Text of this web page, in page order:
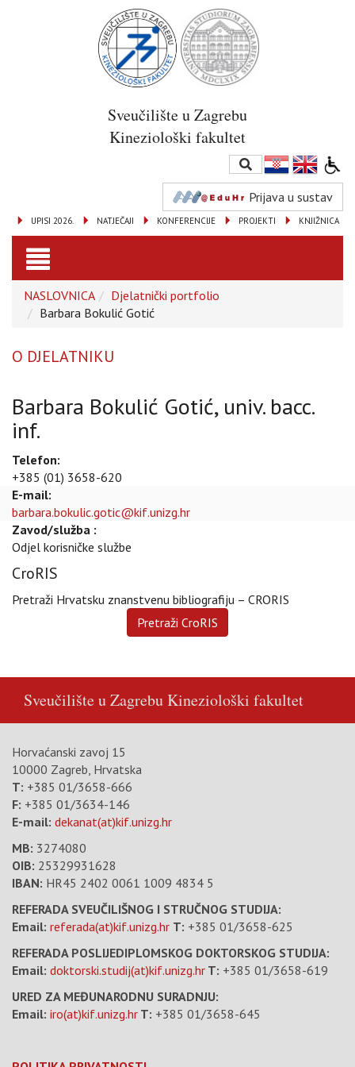
Sveučilište u Zagrebu
Kineziološki fakultet
Prijava u sustav
KNJIŽNICA
PROJEKTI
KONFERENCIJE
NATJEČAJI
UPISI 2026.
Toggle
navigation
NASLOVNICA
Djelatnički portfolio
Barbara Bokulić Gotić
O DJELATNIKU
Barbara Bokulić Gotić, univ. bacc.
inf.
Telefon:
+385 (01) 3658-620
E-mail:
barbara.bokulic.gotic@kif.unizg.hr
Zavod/služba :
Odjel korisničke službe
CroRIS
Pretraži Hrvatsku znanstvenu bibliografiju – CRORIS
Sveučilište u ZagrebuKineziološki fakultet
Horvaćanski zavoj 15
10000 Zagreb, Hrvatska
T: +385 01/3658-666
F: +385 01/3634-146
E-mail: dekanat(at)kif.unizg.hr
MB: 3274080
OIB: 25329931628
IBAN: HR45 2402 0061 1009 4834 5
REFERADA SVEUČILIŠNOG I STRUČNOG STUDIJA:
Email: referada(at)kif.unizg.hr T: +385 01/3658-625
REFERADA POSLIJEDIPLOMSKOG DOKTORSKOG STUDIJA:
Email: doktorski.studij(at)kif.unizg.hr T: +385 01/3658-619
URED ZA MEĐUNARODNU SURADNJU:
Email: iro(at)kif.unizg.hr T: +385 01/3658-645